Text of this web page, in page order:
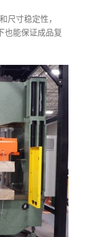
尺寸稳定性，
也能保证成品复